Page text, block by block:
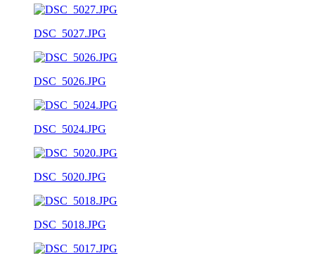
DSC_5027.JPG
DSC_5026.JPG
DSC_5024.JPG
DSC_5020.JPG
DSC_5018.JPG